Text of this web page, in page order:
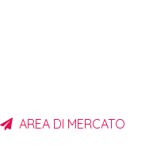
AREA DI MERCATO